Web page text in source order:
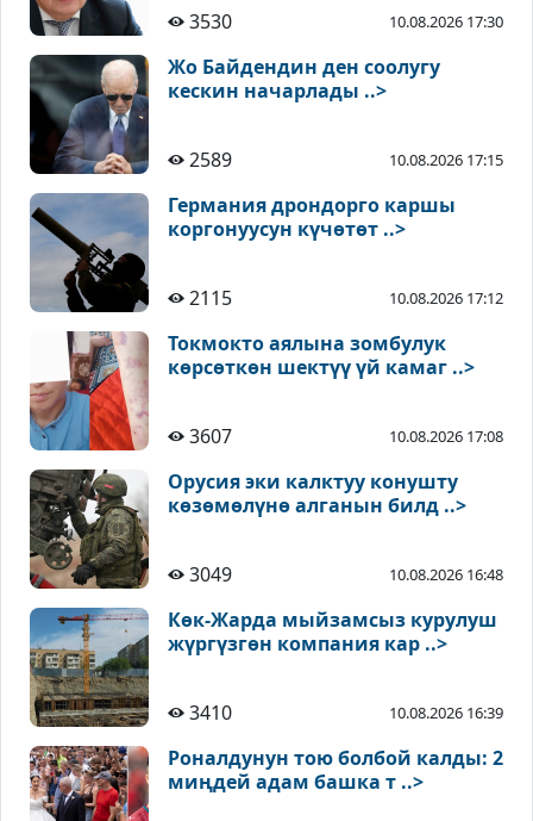
3530 10.08.2026 17:30
Жо Байдендин ден соолугу
кескин начарлады ..>
2589 10.08.2026 17:15
Германия дрондорго каршы
коргонуусун күчөтөт ..>
2115 10.08.2026 17:12
Токмокто аялына зомбулук
көрсөткөн шектүү үй камаг ..>
3607 10.08.2026 17:08
Орусия эки калктуу конушту
көзөмөлүнө алганын билд ..>
3049 10.08.2026 16:48
Көк-Жарда мыйзамсыз курулуш
жүргүзгөн компания кар ..>
3410 10.08.2026 16:39
Роналдунун тою болбой калды: 2
миңдей адам башка т ..>